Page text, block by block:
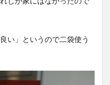
い」というので二袋使う